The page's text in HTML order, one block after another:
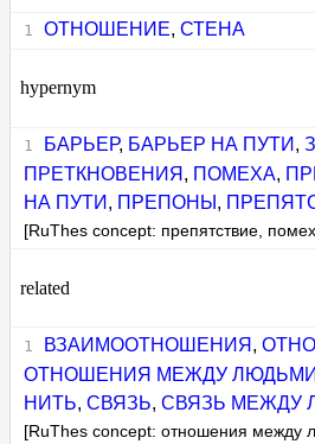
ОТНОШЕНИЕ, СТЕНА
hypernym
БАРЬЕР, БАРЬЕР НА ПУТИ ,
ПРЕТКНОВЕНИЯ , ПОМЕХА,
НА ПУТИ , ПРЕПОНЫ ,
[RuThes concept: препятствие,
related
ВЗАИМООТНОШЕНИЯ ,
ОТНОШЕНИЯ МЕЖДУ ЛЮДЬМИ
НИТЬ,СВЯЗЬ,СВЯЗЬ МЕЖДУ
[RuThes concept: отношения между